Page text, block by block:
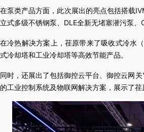
在泵类产品方面，此次展出的亮点包括搭载
立式多级不锈钢泵、DLE全新无堵塞潜污泵
在冷热解决方案上，荏原带来了吸收式冷水
式冷却塔和工业冷却塔等高效节能产品。
同时，还展出了包括御控云平台、御控云网
的工业控制系统及物联网解决方案，展示了